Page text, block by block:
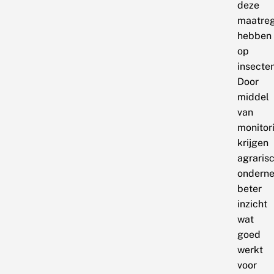
deze
hebben
op
Door
middel
van
krijgen
beter
inzicht
wat
goed
werkt
voor